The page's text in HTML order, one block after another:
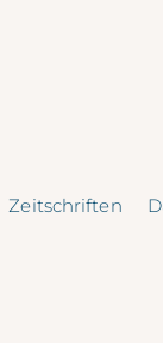
Zeitschriften